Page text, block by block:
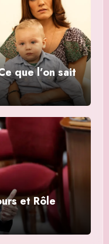
que l’on sait
et Rôle